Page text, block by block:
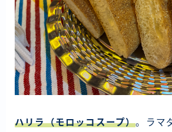
ハリラ（モロッコスープ）。ラマ